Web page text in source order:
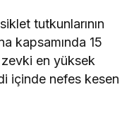
tutkunlarının
kapsamında 15
en yüksek
içinde nefes kesen